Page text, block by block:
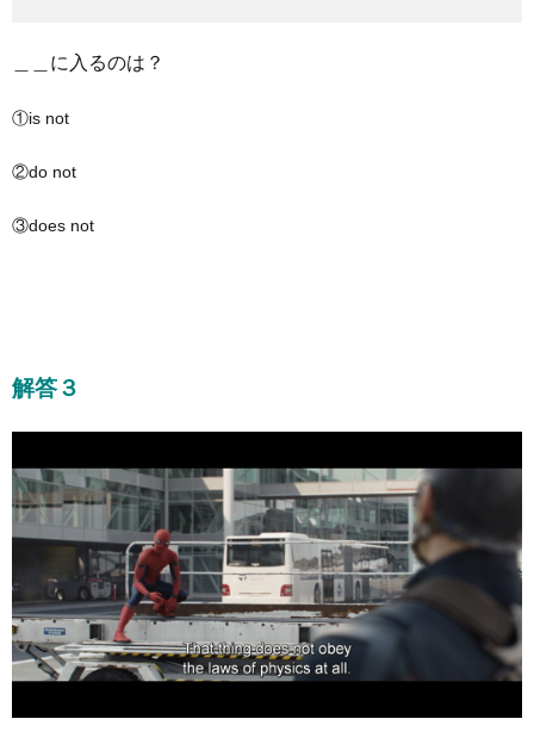
＿＿に入るのは？
①is not
②do not
③does not
解答３